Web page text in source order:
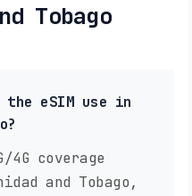
Tobago
the eSIM use in
coverage
and Tobago,